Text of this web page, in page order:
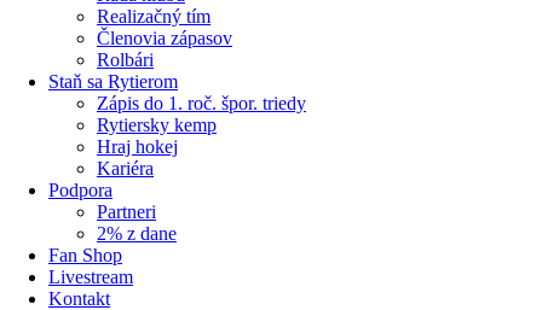
Realizačný tím
Členovia zápasov
Rolbári
Staň sa Rytierom
Zápis do 1. roč. špor. triedy
Rytiersky kemp
Hraj hokej
Kariéra
Podpora
Partneri
2% z dane
Fan Shop
Livestream
Kontakt